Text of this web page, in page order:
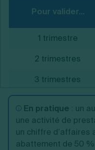
Pour valider...
1 trimestre
2 trimestres
3 trimestres
En pratique : un
une activité de
un chiffre d’affaires
abattement de 50